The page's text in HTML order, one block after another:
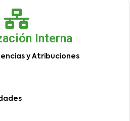
Interna
y Atribuciones